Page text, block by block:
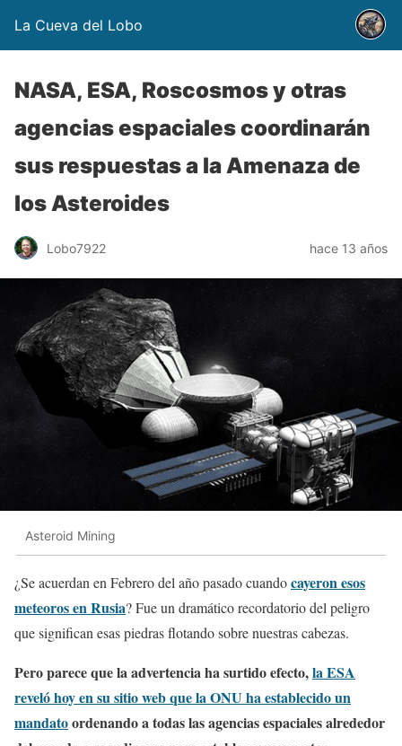
La Cueva del Lobo
NASA, ESA, Roscosmos y otras
agencias espaciales coordinarán
sus respuestas a la Amenaza de
los Asteroides
Lobo7922 hace 13 años
Asteroid Mining
¿Se acuerdan en Febrero del año pasado cuandocayeron esos
meteoros en Rusia? Fue un dramático recordatorio del peligro
que significan esas piedras flotando sobre nuestras cabezas.
Pero parece que la advertencia ha surtido efecto,la ESA
reveló hoy en su sitio web que la ONU ha establecido un
mandatoordenando a todas las agencias espaciales alrededor